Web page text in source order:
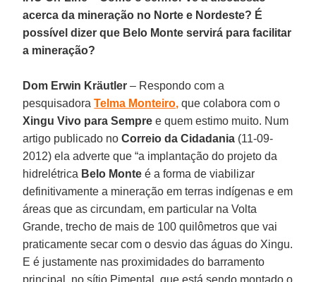
acerca da mineração no Norte e Nordeste? É
possível dizer que Belo Monte servirá para facilitar
a mineração?
Dom Erwin Kräutler – Respondo com a
pesquisadoraTelma Monteiro, que colabora com o
Xingu Vivo para Sempre e quem estimo muito. Num
artigo publicado noCorreio da Cidadania (11-09-
2012) ela adverte que “a implantação do projeto da
hidrelétrica Belo Monte é a forma de viabilizar
definitivamente a mineração em terras indígenas e em
áreas que as circundam, em particular na Volta
Grande, trecho de mais de 100 quilômetros que vai
praticamente secar com o desvio das águas do Xingu.
E é justamente nas proximidades do barramento
principal, no sítio Pimental, que está sendo montado o